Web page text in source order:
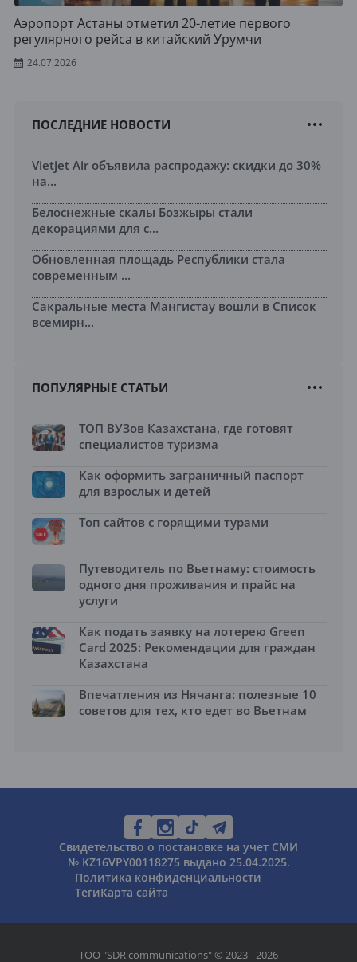
Аэропорт Астаны отметил 20-летие первого
регулярного рейса в китайский Урумчи
24.07.2026
ПОСЛЕДНИЕ НОВОСТИ
Vietjet Air объявила распродажу: скидки до 30%
на...
Белоснежные скалы Бозжыры стали
декорациями для с...
Обновленная площадь Республики стала
современным ...
Сакральные места Мангистау вошли в Список
всемирн...
ПОПУЛЯРНЫЕ СТАТЬИ
ТОП ВУЗов Казахстана, где готовят
специалистов туризма
Как оформить заграничный паспорт
для взрослых и детей
Топ сайтов с горящими турами
Путеводитель по Вьетнаму: стоимость
одного дня проживания и прайс на
услуги
Как подать заявку на лотерею Green
Card 2025: Рекомендации для граждан
Казахстана
Впечатления из Нячанга: полезные 10
советов для тех, кто едет во Вьетнам
Свидетельство о постановке на учет СМИ
№ KZ16VPY00118275 выдано 25.04.2025.
Политика конфиденциальности
ТегиКарта сайта
ТОО "SDR communications" © 2023 - 2026